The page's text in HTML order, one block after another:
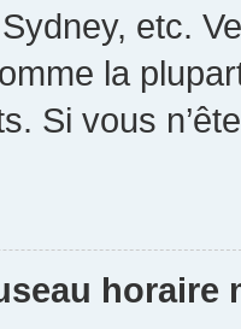
etc.
la
Si vous
horaire